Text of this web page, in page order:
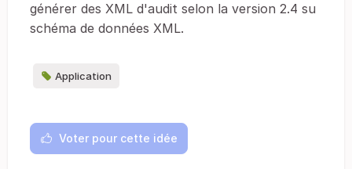
générer des XML d'audit selon la version 2.4 su
schéma de données XML.
Application
Voter pour cette idée